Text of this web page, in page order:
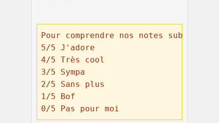
Pour comprendre nos notes
5/5 J'adore
4/5 Très cool
3/5 Sympa
2/5 Sans plus
1/5 Bof
0/5 Pas pour moi